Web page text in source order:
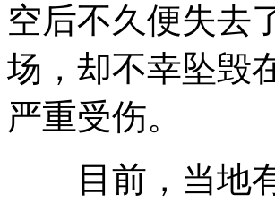
空后不久便失去
场，却不幸坠毁
严重受伤。
目前，当地有